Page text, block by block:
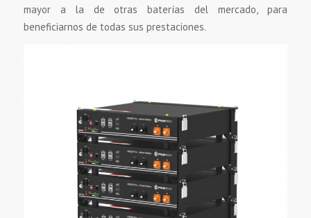
mayor a la de otras baterías del mercado, para
beneficiarnos de todas sus prestaciones.